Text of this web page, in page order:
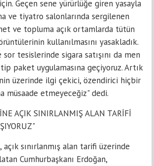
Geçen sene yürürlüğe giren yasayla
ve tiyatro salonlarında sergilenen
ve topluma açık ortamlarda tütün
kullanılmasını yasakladık.
sor tesislerinde sigara satışını da men
paket uygulamasına geçiyoruz. Artık
üzerinde ilgi çekici, özendirici hiçbir
müsaade etmeyeceğiz" dedi.
AÇIK SINIRLANMIŞ ALAN TARİFİ
açık sınırlanmış alan tarifi üzerinde
Cumhurbaşkanı Erdoğan,